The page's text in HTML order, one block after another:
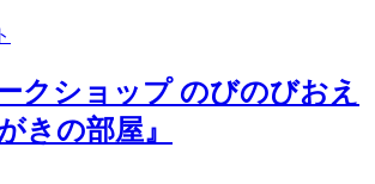
クショップ のびのびおえ
きの部屋』